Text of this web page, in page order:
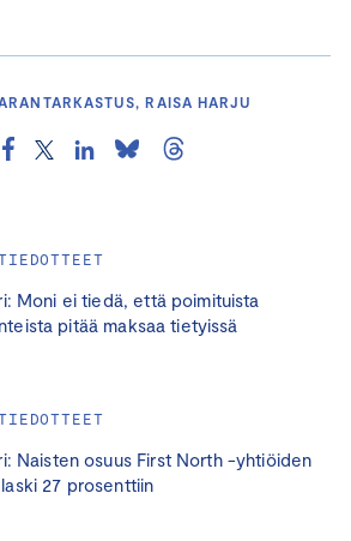
Moni ei tiedä, että poimituista
pitää maksaa tietyissä
Naisten osuus First North -yhtiöiden
27 prosenttiin
RAISA HARJU